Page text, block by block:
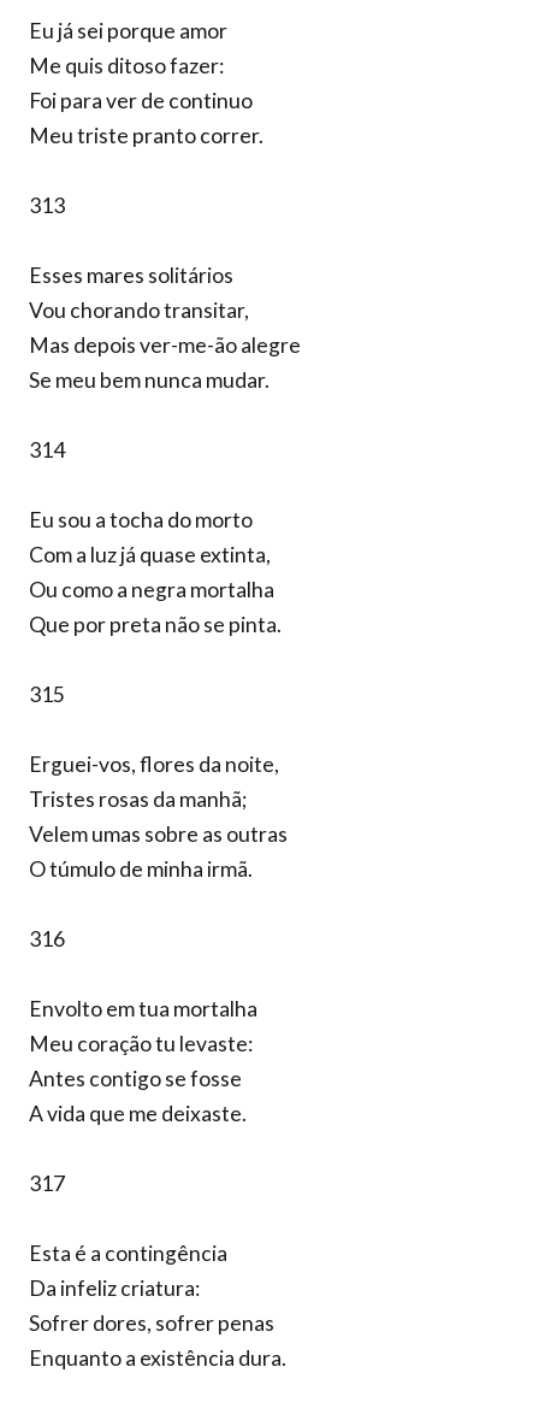
Eu já sei porque amor
Me quis ditoso fazer:
Foi para ver de continuo
Meu triste pranto correr.
313
Esses mares solitários
Vou chorando transitar,
Mas depois ver-me-ão alegre
Se meu bem nunca mudar.
314
Eu sou a tocha do morto
Com a luz já quase extinta,
Ou como a negra mortalha
Que por preta não se pinta.
315
Erguei-vos, flores da noite,
Tristes rosas da manhã;
Velem umas sobre as outras
O túmulo de minha irmã.
316
Envolto em tua mortalha
Meu coração tu levaste:
Antes contigo se fosse
A vida que me deixaste.
317
Esta é a contingência
Da infeliz criatura:
Sofrer dores, sofrer penas
Enquanto a existência dura.